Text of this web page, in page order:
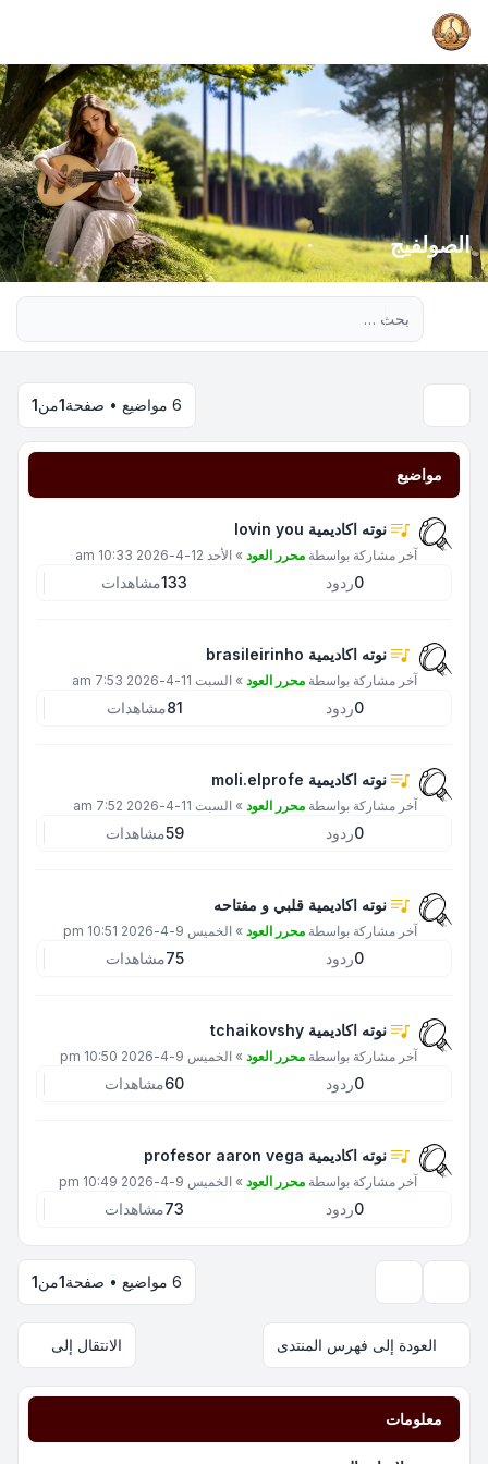
الصولفيج
6 مواضيع • صفحة 1من1
مواضيع
نوته اكاديمية lovin you
آخر مشاركة بواسطة محرر العود » الأحد 12-4-2026 10:33 am
0ردود 133مشاهدات
نوته اكاديمية brasileirinho
آخر مشاركة بواسطة محرر العود » السبت 11-4-2026 7:53 am
0ردود 81مشاهدات
نوته اكاديمية moli.elprofe
آخر مشاركة بواسطة محرر العود » السبت 11-4-2026 7:52 am
0ردود 59مشاهدات
نوته اكاديمية قلبي و مفتاحه
آخر مشاركة بواسطة محرر العود » الخميس 9-4-2026 10:51 pm
0ردود 75مشاهدات
نوته اكاديمية tchaikovshy
آخر مشاركة بواسطة محرر العود » الخميس 9-4-2026 10:50 pm
0ردود 60مشاهدات
نوته اكاديمية profesor aaron vega
آخر مشاركة بواسطة محرر العود » الخميس 9-4-2026 10:49 pm
0ردود 73مشاهدات
6 مواضيع • صفحة 1من1
العودة إلى فهرس المنتدى الانتقال إلى
معلومات